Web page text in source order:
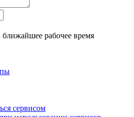
рабочее время
сервисом